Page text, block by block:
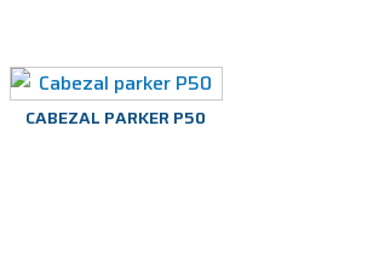
CABEZAL PARKER P50